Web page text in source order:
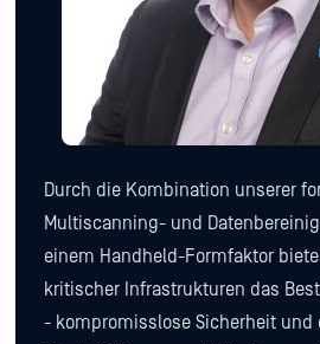
Durch die Kombination unserer
Multiscanning- und
einem Handheld-Formfaktor
kritischer Infrastrukturen das
- kompromisslose Sicherheit und